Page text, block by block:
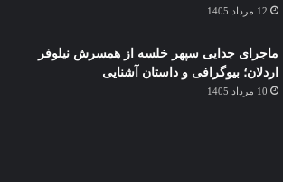
12 مرداد 1405
ماجرای جدایی سپهر خلسه از همسرش نیلوفر
اردلان؛ بیوگرافی و داستان آشنایی
10 مرداد 1405